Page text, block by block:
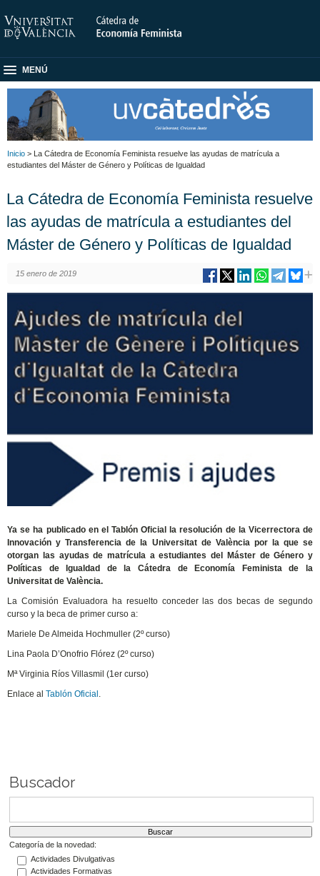
MENÚ
Inicio > La Cátedra de Economía Feminista resuelve las ayudas de matrícula a
estudiantes del Máster de Género y Políticas de Igualdad
La Cátedra de Economía Feminista resuelve
las ayudas de matrícula a estudiantes del
Máster de Género y Políticas de Igualdad
15 enero de 2019
Ya se ha publicado en el Tablón Oficial la resolución de la Vicerrectora de
Innovación y Transferencia de la Universitat de València por la que se
otorgan las ayudas de matrícula a estudiantes del Máster de Género y
Políticas de Igualdad de la Cátedra de Economía Feminista de la
Universitat de València.
La Comisión Evaluadora ha resuelto conceder las dos becas de segundo
curso y la beca de primer curso a:
Mariele De Almeida Hochmuller (2º curso)
Lina Paola D’Onofrio Flórez (2º curso)
Mª Virginia Ríos Villasmil (1er curso)
Enlace alTablón Oficial .
Buscador
Categoría de la novedad:
Actividades Divulgativas
Actividades Formativas